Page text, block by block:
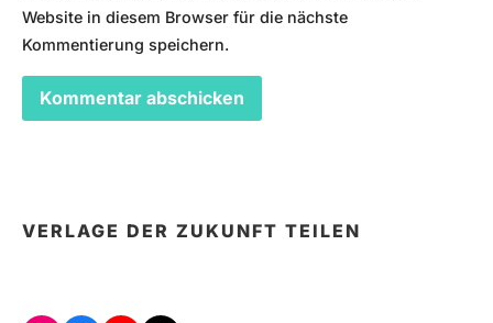
Website in diesem Browser für die nächste
Kommentierung speichern.
VERLAGE DER ZUKUNFT TEILEN